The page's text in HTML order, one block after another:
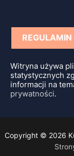
REGULAMIN
Witryna używa
statystycznych
informacji na
prywatności.
Copyright © 2026